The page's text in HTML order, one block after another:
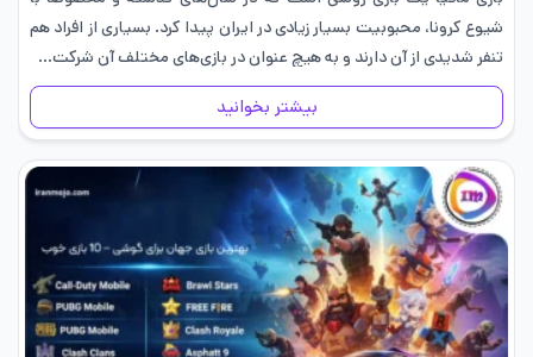
شیوع کرونا، محبوبیت بسیار زیادی در ایران پیدا کرد. بسیاری از افراد هم
تنفر شدیدی از آن دارند و به هیچ عنوان در بازی‌های مختلف آن شرکت…
بیشتر بخوانید